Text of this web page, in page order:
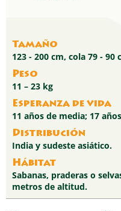
Tamaño
123 - 200 cm, cola 79 - 90
Peso
11 – 23 kg
Esperanza de vida
11 años de media; 17
Distribución
India y sudeste asiático.
Hábitat
Sabanas, praderas o
metros de altitud.